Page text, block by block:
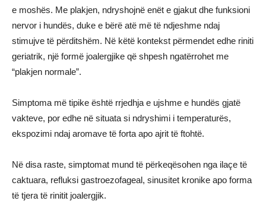
e moshës. Me plakjen, ndryshojnë enët e gjakut dhe funksioni
nervor i hundës, duke e bërë atë më të ndjeshme ndaj
stimujve të përditshëm. Në këtë kontekst përmendet edhe riniti
geriatrik, një formë joalergjike që shpesh ngatërrohet me
“plakjen normale”.
Simptoma më tipike është rrjedhja e ujshme e hundës gjatë
vakteve, por edhe në situata si ndryshimi i temperaturës,
ekspozimi ndaj aromave të forta apo ajrit të ftohtë.
Në disa raste, simptomat mund të përkeqësohen nga ilaçe të
caktuara, refluksi gastroezofageal, sinusitet kronike apo forma
të tjera të rinitit joalergjik.